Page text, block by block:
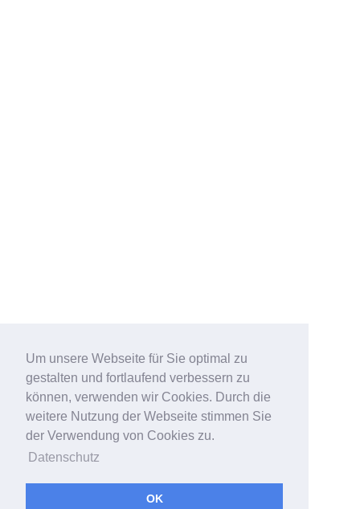
Um unsere Webseite für Sie optimal zu
gestalten und fortlaufend verbessern zu
können, verwenden wir Cookies. Durch die
weitere Nutzung der Webseite stimmen Sie
der Verwendung von Cookies zu.
Datenschutz
OK